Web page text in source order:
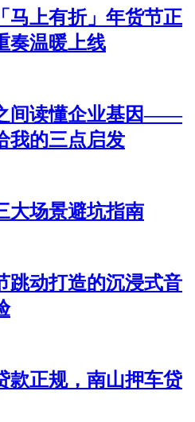
马上有折」年货节正
奏温暖上线
间读懂企业基因——
我的三点启发
大场景避坑指南
跳动打造的沉浸式音
款正规，南山押车贷